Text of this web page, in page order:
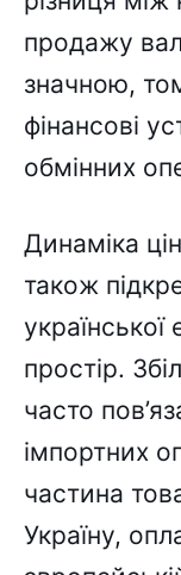
продажу
значною,
фінансові
обмінних
Динаміка
також
простір.
часто
імпортних
частина
Україну,